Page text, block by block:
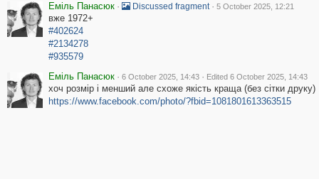
Еміль Панасюк · Discussed fragment · 5 October 2025, 12:21
вже 1972+
#402624
#2134278
#935579
Еміль Панасюк · 6 October 2025, 14:43 · Edited 6 October 2025, 14:43
хоч розмір і менший але схоже якість краща (без сітки друку)
https://www.facebook.com/photo/?fbid=1081801613363515